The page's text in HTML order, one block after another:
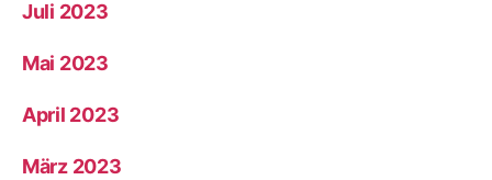
Juli 2023
Mai 2023
April 2023
März 2023